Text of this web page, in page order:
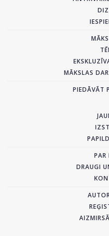
MĀKSLAS
PIEDĀVĀT
PAR
DRAUGI